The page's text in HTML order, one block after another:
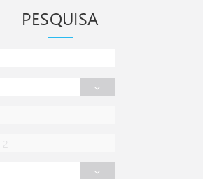
PESQUISA